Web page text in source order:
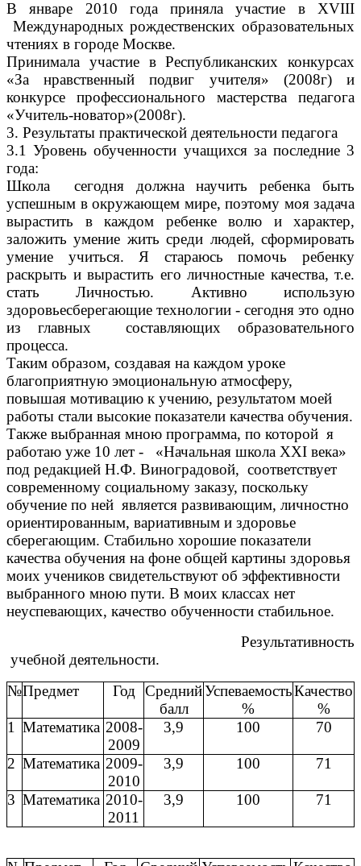
В январе 2010 года приняла участие в XVIII
Международных рождественских образовательных
чтениях в городе Москве.
Принимала участие в Республиканских конкурсах
«За нравственный подвиг учителя» (2008г) и
конкурсе профессионального мастерства педагога
«Учитель-новатор»(2008г).
3. Результаты практической деятельности педагога
3.1 Уровень обученности учащихся за последние 3
года:
Школа сегодня должна научить ребенка быть
успешным в окружающем мире, поэтому моя задача
вырастить в каждом ребенке волю и характер,
заложить умение жить среди людей, сформировать
умение учиться. Я стараюсь помочь ребенку
раскрыть и вырастить его личностные качества, т.е.
стать Личностью. Активно использую
здоровьесберегающие технологии - сегодня это одно
из главных составляющих образовательного
процесса.
Таким образом, создавая на каждом уроке
благоприятную эмоциональную атмосферу,
повышая мотивацию к учению, результатом моей
работы стали высокие показатели качества обучения.
Также выбранная мною программа, по которой я
работаю уже 10 лет - «Начальная школа XXI века»
под редакцией Н.Ф. Виноградовой, соответствует
современному социальному заказу, поскольку
обучение по ней является развивающим, личностно
ориентированным, вариативным и здоровье
сберегающим. Стабильно хорошие показатели
качества обучения на фоне общей картины здоровья
моих учеников свидетельствуют об эффективности
выбранного мною пути. В моих классах нет
неуспевающих, качество обученности стабильное.
Результативность
учебной деятельности.
№Предмет Год
Средний
балл
Успеваемость
%
Качество
%
1
Математика 2008-
2009
3,9 100 70
2 Математика 2009-
2010
3,9 100 71
3 Математика 2010-
2011
3,9 100 71